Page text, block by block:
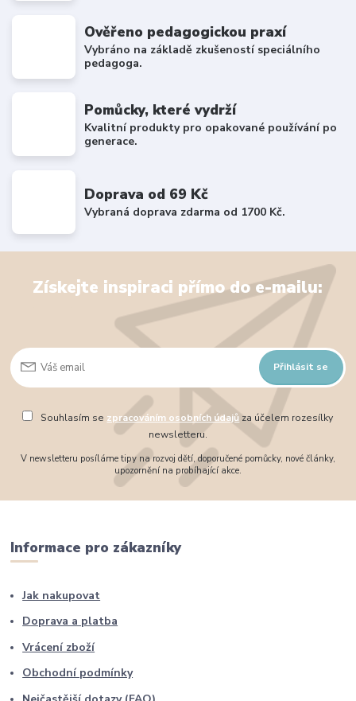
Ověřeno pedagogickou praxí
Vybráno na základě zkušeností speciálního
pedagoga.
Pomůcky, které vydrží
Kvalitní produkty pro opakované používání po
generace.
Doprava od 69 Kč
Vybraná doprava zdarma od 1700 Kč.
Získejte inspiraci přímo do e-mailu:
Přihlásit se
Souhlasím se zpracováním osobních údajů za účelem rozesílky
newsletteru.
V newsletteru posíláme tipy na rozvoj dětí, doporučené pomůcky, nové články,
upozornění na probíhající akce.
Informace pro zákazníky
Jak nakupovat
Doprava a platba
Vrácení zboží
Obchodní podmínky